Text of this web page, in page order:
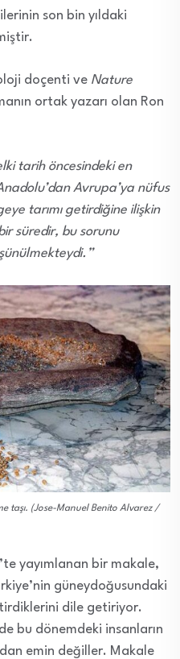
son bin yıldaki
doçenti ve Nature
ortak yazarı olan Ron
tarih öncesindeki en
Avrupa’ya nüfus
tarımı getirdiğine ilişkin
bir süredir, bu sorunu
taşı. (Jose-Manuel Benito Alvarez /
yayımlanan bir makale,
güneydoğusundaki
dile getiriyor.
bu dönemdeki insanların
emin değiller. Makale